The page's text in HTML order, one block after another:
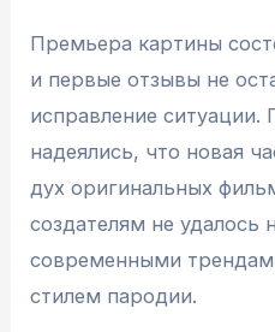
Премьера картины
и первые отзывы не
исправление
надеялись, что новая
дух оригинальных
создателям не удалось
современными
стилем пародии.